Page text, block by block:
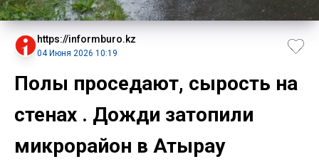
https://informburo.kz
04 Июня 2026 10:19
Полы проседают, сырость на
стенах . Дожди затопили
микрорайон в Атырау